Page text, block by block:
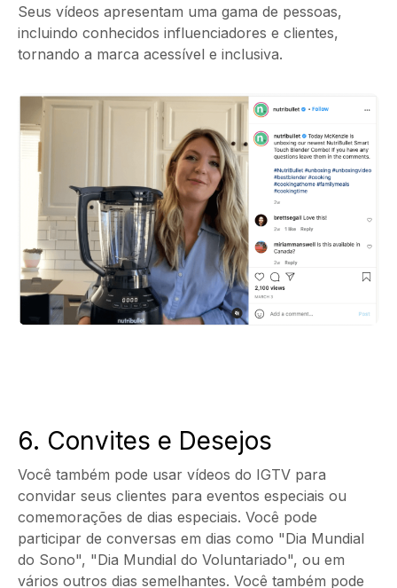
Seus vídeos apresentam uma gama de pessoas,
incluindo conhecidos influenciadores e clientes,
tornando a marca acessível e inclusiva.
6. Convites e Desejos
Você também pode usar vídeos do IGTV para
convidar seus clientes para eventos especiais ou
comemorações de dias especiais. Você pode
participar de conversas em dias como "Dia Mundial
do Sono", "Dia Mundial do Voluntariado", ou em
vários outros dias semelhantes. Você também pode